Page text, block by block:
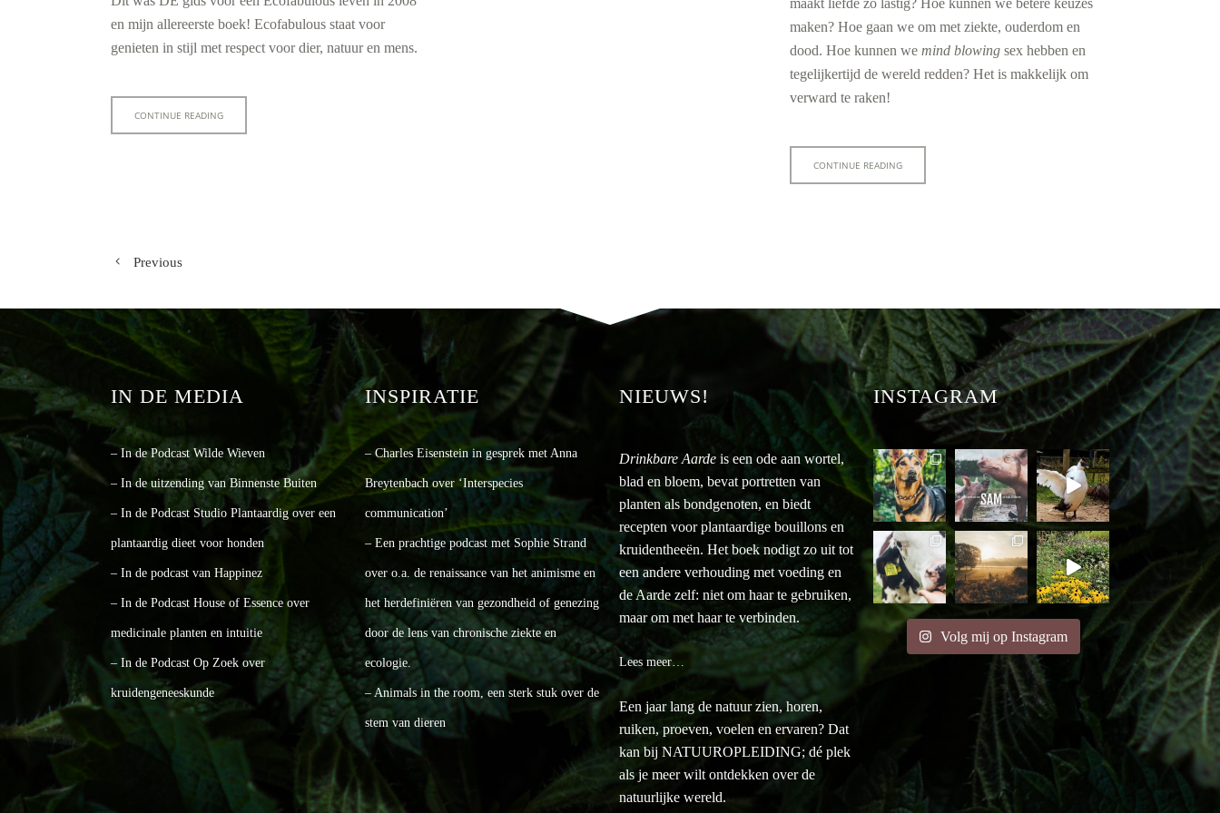
maken? Hoe gaan we om met ziekte, ouderdom en
dood. Hoe kunnen we mind blowing sex hebben en
tegelijkertijd de wereld redden? Het is makkelijk om
verward te raken!
CONTINUE READING
en mijn allereerste boek! Ecofabulous staat voor
genieten in stijl met respect voor dier, natuur en mens.
CONTINUE READING
Previous
IN DE MEDIA
– In de Podcast Wilde Wieven
– In de uitzending van Binnenste Buiten
– In de Podcast Studio Plantaardig over een
plantaardig dieet voor honden
– In de podcast van Happinez
– In de Podcast House of Essence over
medicinale planten en intuitie
– In de Podcast Op Zoek over
kruidengeneeskunde
INSPIRATIE
– Charles Eisenstein in gesprek met Anna
Breytenbach over ‘Interspecies
communication’
– Een prachtige podcast met Sophie Strand
over o.a. de renaissance van het animisme en
het herdefiniëren van gezondheid of genezing
door de lens van chronische ziekte en
ecologie.
– Animals in the room, een sterk stuk over de
stem van dieren
NIEUWS!
Drinkbare Aarde is een ode aan wortel,
blad en bloem, bevat portretten van
planten als bondgenoten, en biedt
recepten voor plantaardige bouillons en
kruidentheeën. Het boek nodigt zo uit tot
een andere verhouding met voeding en
de Aarde zelf: niet om haar te gebruiken,
maar om met haar te verbinden.
Lees meer…
Een jaar lang de natuur zien, horen,
ruiken, proeven, voelen en ervaren? Dat
kan bij NATUUROPLEIDING; dé plek
als je meer wilt ontdekken over de
natuurlijke wereld.
INSTAGRAM
Volg mij op Instagram